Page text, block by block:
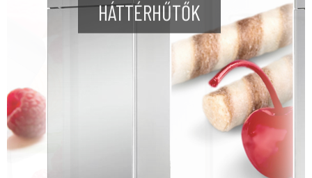
HÁTTÉRHŰTŐK
További részletek